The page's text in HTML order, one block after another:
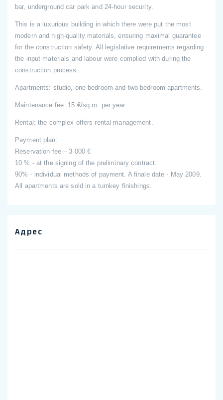
bar, underground car park and 24-hour security.
This is a luxurious building in which there were put the most
modern and high-quality materials, ensuring maximal guarantee
for the construction safety. All legislative requirements regarding
the input materials and labour were complied with during the
construction process.
Apartments: studio, one-bedroom and two-bedroom apartments.
Maintenance fee: 15 €/sq.m. per year.
Rental: the complex offers rental management.
Payment plan:
Reservation fee – 3 000 €
10 % - at the signing of the preliminary contract.
90% - individual methods of payment. A finale date - May 2009.
All apartments are sold in a turnkey finishings.
Адрес